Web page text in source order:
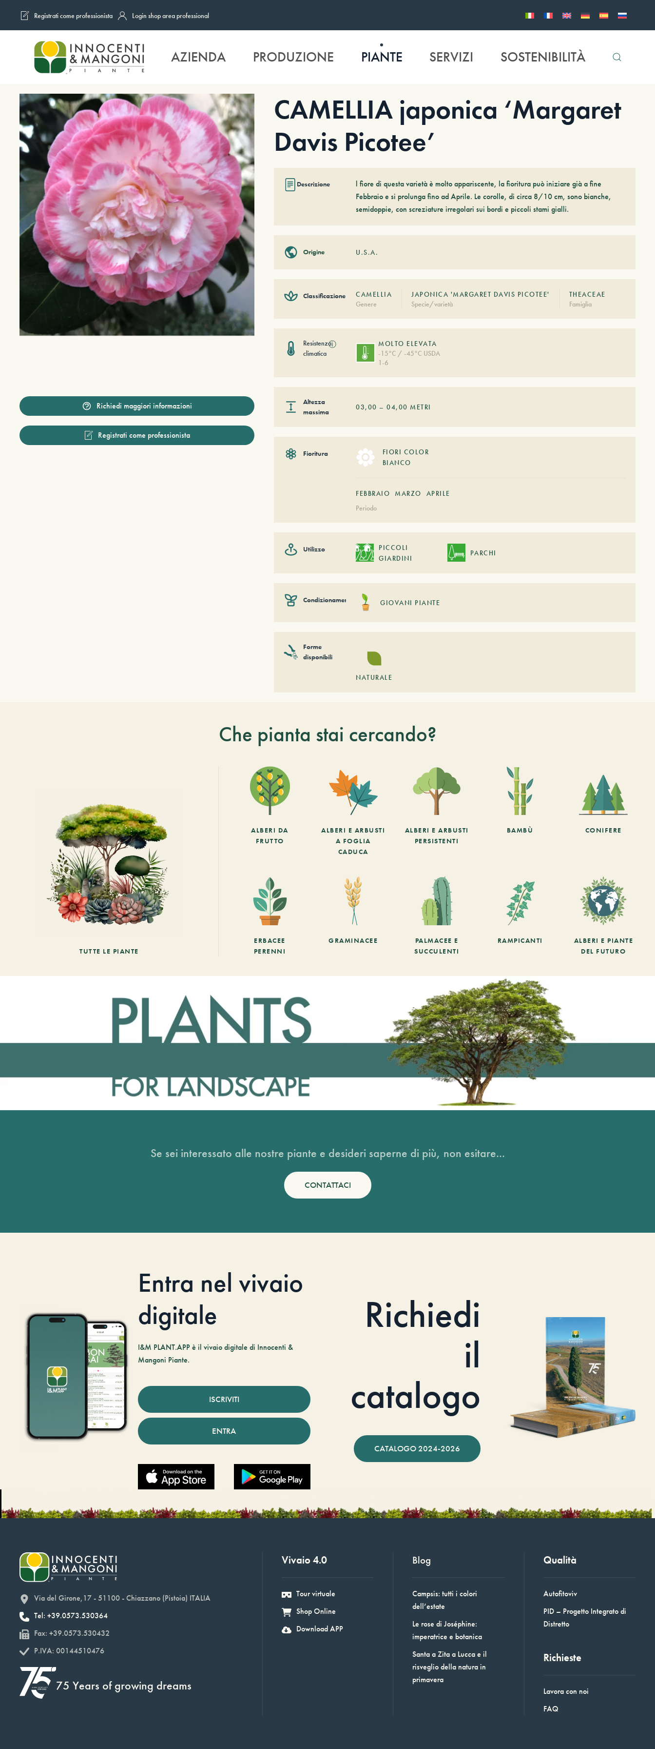
Skip to main content
Registrati come professionista Login shop area professional
AZIENDA PRODUZIONE PIANTE SERVIZI SOSTENIBILITÀ
Richiedi maggiori informazioni
Registrati come professionista
CAMELLIA japonica ‘Margaret
Davis Picotee’
Descrizione
l fiore di questa varietà è molto appariscente, la fioritura può iniziare già a fine
Febbraio e si prolunga fino ad Aprile. Le corolle, di circa 8/10 cm, sono bianche,
semidoppie, con screziature irregolari sui bordi e piccoli stami gialli.
Origine U.S.A.
Classificazione
CAMELLIA
Genere
JAPONICA 'MARGARET DAVIS PICOTEE'
Specie/varietà
THEACEAE
Famiglia
Resistenza
climatica
ⓘ
MOLTO ELEVATA
-15°C / -45°C USDA
1-6
Altezza
massima
03,00 –04,00 METRI
Fioritura
FIORI COLOR
BIANCO
FEBBRAIO MARZO
APRILE
Periodo
Utilizzo
PICCOLI
GIARDINI
PARCHI
Condizionamento GIOVANI PIANTE
Forme
disponibili
NATURALE
Che pianta stai cercando?
TUTTE LE PIANTE
ALBERI DA
FRUTTO
ALBERI E ARBUSTI
A FOGLIA
CADUCA
ALBERI E ARBUSTI
PERSISTENTI
BAMBÙ CONIFERE
ERBACEE
PERENNI
GRAMINACEE
PALMACEE E
SUCCULENTI
RAMPICANTI
ALBERI E PIANTE
DEL FUTURO
Se sei interessato alle nostre piante e desideri saperne di più, non esitare...
CONTATTACI
Entra nel vivaio
digitale
I&M PLANT.APP è il vivaio digitale di Innocenti &
Mangoni Piante.
ISCRIVITI
ENTRA
Richiedi
il
catalogo
CATALOGO 2024-2026
Via del Girone,17 - 51100 - Chiazzano (Pistoia) ITALIA
Tel: +39.0573.530364
Fax: +39.0573.530432
P.IVA: 00144510476
75 Years of growing dreams
Vivaio 4.0
Tour virtuale
Shop Online
Download APP
Blog
Campsis: tutti i colori
dell’estate
Le rose di Joséphine:
imperatrice e botanica
Santa a Zita a Lucca e il
risveglio della natura in
primavera
Qualità
Autofitoviv
PID – Progetto Integrato di
Distretto
Richieste
Lavora con noi
FAQ